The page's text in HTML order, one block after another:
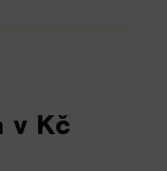
v Kč